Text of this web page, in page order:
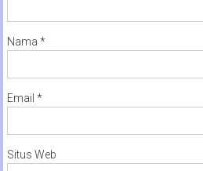
Nama *
Email *
Situs Web